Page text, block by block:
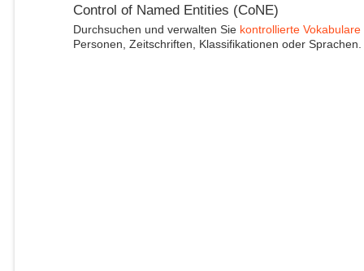
Control of Named Entities (CoNE)
Durchsuchen und verwalten Sie kontrollierte Vokabulare
Personen, Zeitschriften, Klassifikationen oder Sprachen.